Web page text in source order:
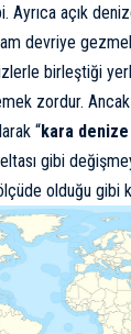
Ayrıca açık
devriye
birleştiği
zordur. Ancak
“kara
gibi
olduğu gibi